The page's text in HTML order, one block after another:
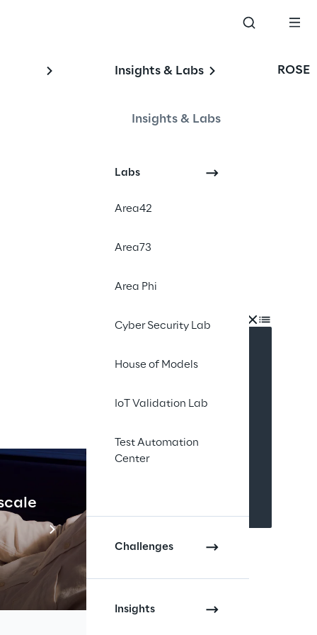
Scopri di più
Insights & Labs
Insights & Labs
Labs
Area42
Area73
Area Phi
Cyber Security Lab
House of Models
IoT Validation Lab
Test Automation
Center
Challenges
Insights
ROSE
INDEX